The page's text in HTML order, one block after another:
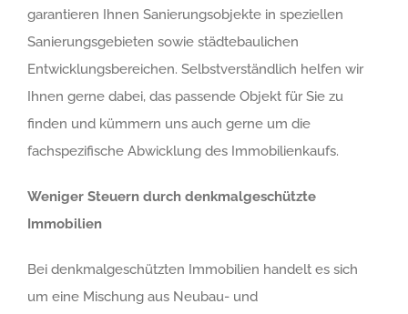
garantieren Ihnen Sanierungsobjekte in speziellen
Sanierungsgebieten sowie städtebaulichen
Entwicklungsbereichen. Selbstverständlich helfen wir
Ihnen gerne dabei, das passende Objekt für Sie zu
finden und kümmern uns auch gerne um die
fachspezifische Abwicklung des Immobilienkaufs.
Weniger Steuern durch denkmalgeschützte
Immobilien
Bei denkmalgeschützten Immobilien handelt es sich
um eine Mischung aus Neubau- und